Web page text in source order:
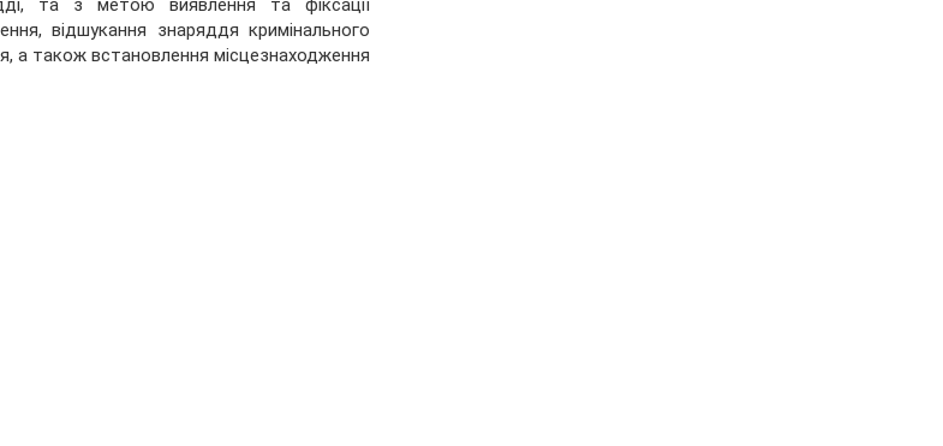
та з метою виявлення та фіксації
відшукання знаряддя кримінального
а також встановлення місцезнаходження